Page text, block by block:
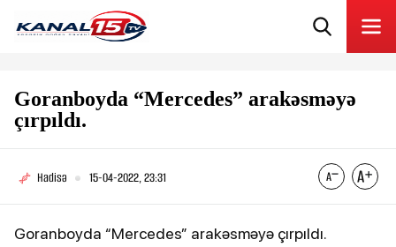
Goranboyda “Mercedes” arakəsməyə
çırpıldı.
Hadisə 15-04-2022, 23:31
Goranboyda “Mercedes” arakəsməyə çırpıldı.